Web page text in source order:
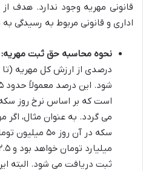
قانونی مهریه وجود ندارد. هدف
اداری و قانونی مربوط به رسیدگی
نحوه محاسبه حق ثبت مهریه:
است که بر اساس نرخ روز
ثبت دریافت می شود. البته